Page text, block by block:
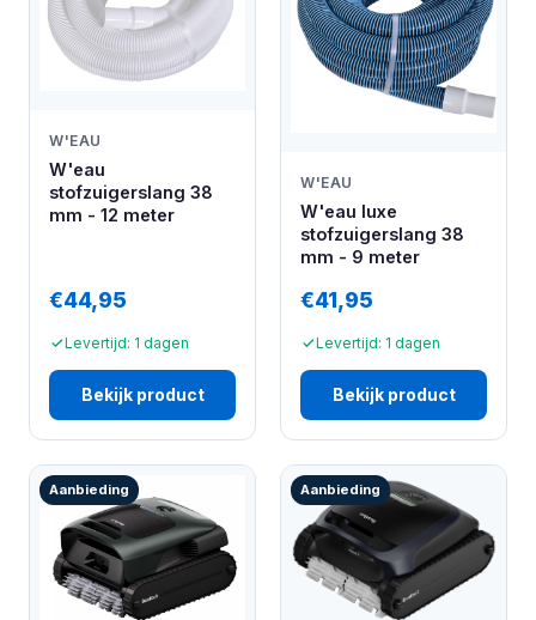
W'EAU
W'eau
stofzuigerslang 38
mm - 12 meter
€44,95
Levertijd: 1 dagen
Bekijk product
W'EAU
W'eau luxe
stofzuigerslang 38
mm - 9 meter
€41,95
Levertijd: 1 dagen
Bekijk product
Aanbieding Aanbieding